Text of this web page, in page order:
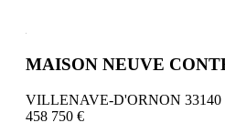
MAISON NEUVE
VILLENAVE-D'ORNON 33140
458 750 €